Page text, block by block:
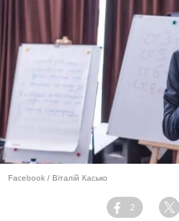
Facebook / Віталій Касько
Facebook
2